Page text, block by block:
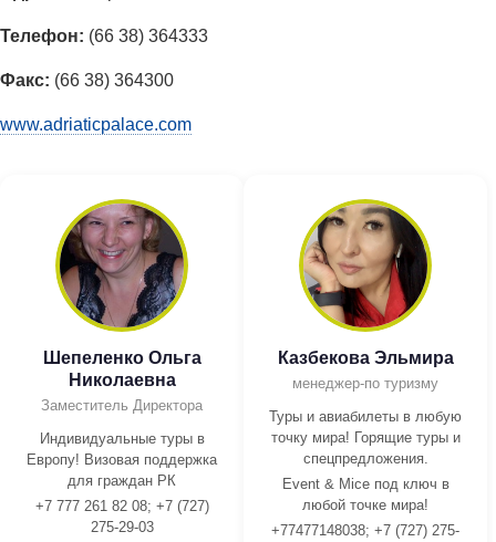
Телефон: (66 38) 364333
Факс: (66 38) 364300
www.adriaticpalace.com
Шепеленко Ольга
Николаевна
Заместитель Директора
Индивидуальные туры в
Европу! Визовая поддержка
для граждан РК
+7 777 261 82 08; +7 (727)
275-29-03
Казбекова Эльмира
менеджер-по туризму
Туры и авиабилеты в любую
точку мира! Горящие туры и
спецпредложения.
Event & Mice под ключ в
любой точке мира!
+77477148038; +7 (727) 275-